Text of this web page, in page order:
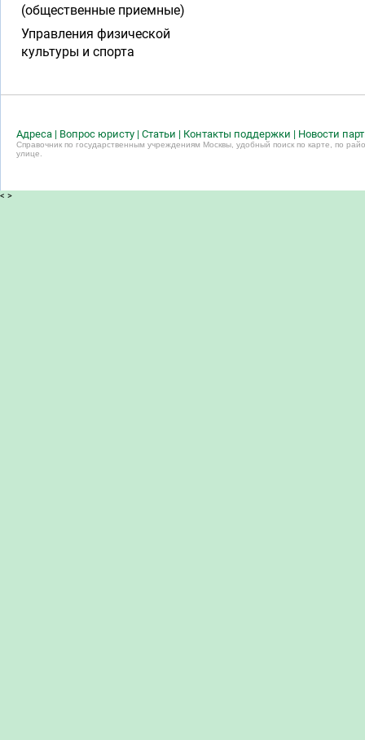
(общественные приемные)
Управления физической
культуры и спорта
Адреса | Вопрос юристу | Статьи | Контакты поддержки | Новости
Справочник по государственным учреждениям Москвы, удобный поиск по карте, по
улице.
< >